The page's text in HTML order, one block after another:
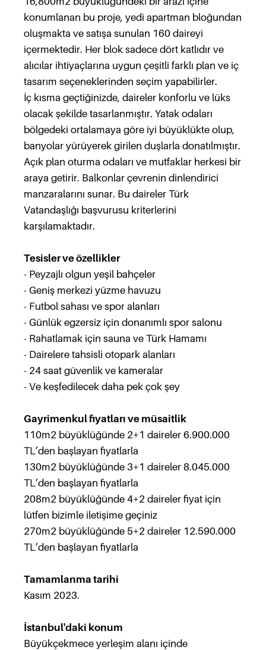
konumlanan bu proje, yedi apartman bloğundan
oluşmakta ve satışa sunulan 160 daireyi
içermektedir. Her blok sadece dört katlıdır ve
alıcılar ihtiyaçlarına uygun çeşitli farklı plan ve iç
tasarım seçeneklerinden seçim yapabilirler.
İç kısma geçtiğinizde, daireler konforlu ve lüks
olacak şekilde tasarlanmıştır. Yatak odaları
bölgedeki ortalamaya göre iyi büyüklükte olup,
banyolar yürüyerek girilen duşlarla donatılmıştır.
Açık plan oturma odaları ve mutfaklar herkesi bir
araya getirir. Balkonlar çevrenin dinlendirici
manzaralarını sunar. Bu daireler Türk
Vatandaşlığı başvurusu kriterlerini
karşılamaktadır.
Tesisler ve özellikler
- Peyzajlı olgun yeşil bahçeler
- Geniş merkezi yüzme havuzu
- Futbol sahası ve spor alanları
- Günlük egzersiz için donanımlı spor salonu
- Rahatlamak için sauna ve Türk Hamamı
- Dairelere tahsisli otopark alanları
- 24 saat güvenlik ve kameralar
- Ve keşfedilecek daha pek çok şey
Gayrimenkul fiyatları ve müsaitlik
110m2 büyüklüğünde 2+1 daireler 6.900.000
TL’den başlayan fiyatlarla
130m2 büyüklüğünde 3+1 daireler 8.045.000
TL’den başlayan fiyatlarla
208m2 büyüklüğünde 4+2 daireler fiyat için
lütfen bizimle iletişime geçiniz
270m2 büyüklüğünde 5+2 daireler 12.590.000
TL’den başlayan fiyatlarla
Tamamlanma tarihi
Kasım 2023.
İstanbul'daki konum
Büyükçekmece yerleşim alanı içinde